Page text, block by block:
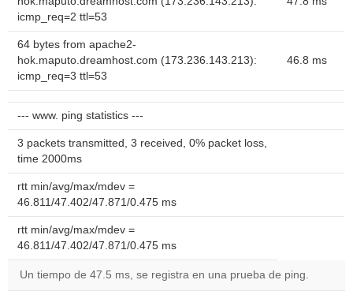
icmp_req=2 ttl=53
64 bytes from apache2-
hok.maputo.dreamhost.com (173.236.143.213):
icmp_req=3 ttl=53
46.8 ms
--- www. ping statistics ---
3 packets transmitted, 3 received, 0% packet loss,
time 2000ms
rtt min/avg/max/mdev =
46.811/47.402/47.871/0.475 ms
rtt min/avg/max/mdev =
46.811/47.402/47.871/0.475 ms
Un tiempo de 47.5 ms, se registra en una prueba de ping.